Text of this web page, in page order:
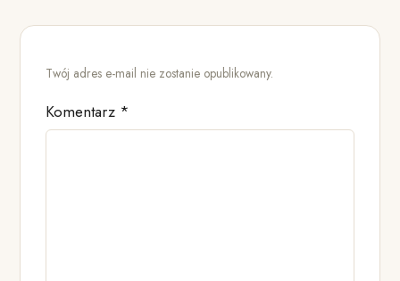
Twój adres e-mail nie zostanie opublikowany.
Komentarz *